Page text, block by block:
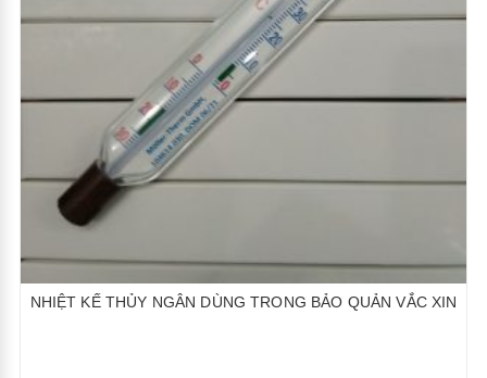
NHIỆT KẾ THỦY NGÂN DÙNG TRONG BẢO QUẢN VẮC XIN